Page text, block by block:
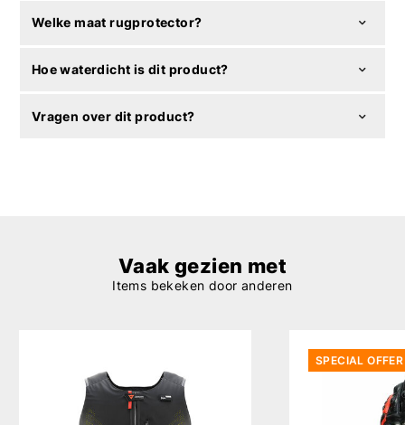
Welke maat rugprotector?
Hoe waterdicht is dit product?
Vragen over dit product?
Vaak gezien met
Items bekeken door anderen
SPECIAL OFFER